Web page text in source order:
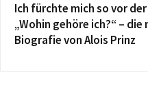
Ich fürchte mich so vor
„Wohin gehöre ich?“ – die
Biografie von Alois Prinz